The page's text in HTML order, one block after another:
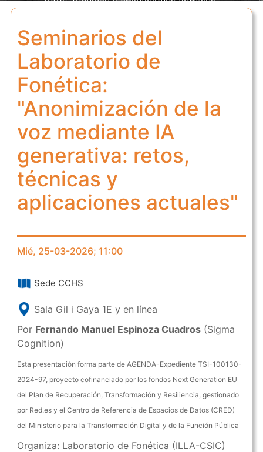
Seminarios del
Laboratorio de
Fonética:
"Anonimización de la
voz mediante IA
generativa: retos,
técnicas y
aplicaciones actuales"
Mié, 25-03-2026; 11:00
Sede CCHS
Sala Gil i Gaya 1E y en línea
Por Fernando Manuel Espinoza Cuadros(Sigma
Cognition)
Esta presentación forma parte de AGENDA-Expediente TSI-100130-
2024-97, proyecto cofinanciado por los fondos Next Generation EU
del Plan de Recuperación, Transformación y Resiliencia, gestionado
por Red.es y el Centro de Referencia de Espacios de Datos (CRED)
del Ministerio para la Transformación Digital y de la Función Pública
Organiza: Laboratorio de Fonética (ILLA-CSIC)